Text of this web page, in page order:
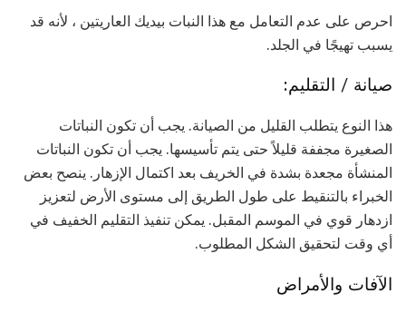
احرص على عدم التعامل مع هذا النبات بيديك العاريتين ، لأنه قد
يسبب تهيجًا في الجلد.
صيانة / التقليم:
هذا النوع يتطلب القليل من الصيانة. يجب أن تكون النباتات
الصغيرة مجففة قليلاً حتى يتم تأسيسها. يجب أن تكون النباتات
المنشأة مجعدة بشدة في الخريف بعد اكتمال الإزهار. ينصح بعض
الخبراء بالتنقيط على طول الطريق إلى مستوى الأرض لتعزيز
ازدهار قوي في الموسم المقبل. يمكن تنفيذ التقليم الخفيف في
أي وقت لتحقيق الشكل المطلوب.
الآفات والأمراض